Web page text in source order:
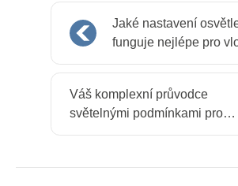
Jaké nastavení
funguje nejlépe pro
Váš komplexní průvodce
světelnými podmínkami pro
všechny video produkce